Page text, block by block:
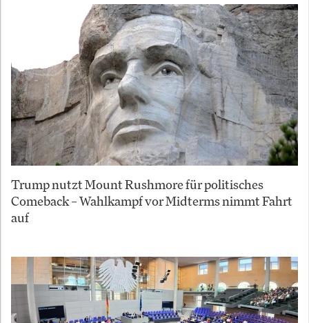
Trump nutzt Mount Rushmore für politisches
Comeback – Wahlkampf vor Midterms nimmt Fahrt
auf